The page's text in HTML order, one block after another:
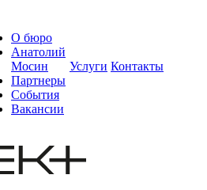
О бюро
Анатолий
Мосин
Партнеры
События
Вакансии
Услуги Контакты